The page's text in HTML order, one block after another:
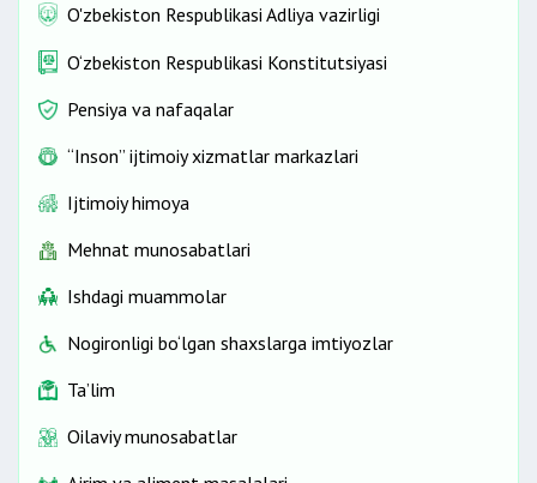
O'zbekiston Respublikasi Adliya vazirligi
O‘zbekiston Respublikasi Konstitutsiyasi
Pensiya va nafaqalar
“Inson” ijtimoiy xizmatlar markazlari
Ijtimoiy himoya
Mehnat munosabatlari
Ishdagi muammolar
Nogironligi bo‘lgan shaxslarga imtiyozlar
Ta’lim
Oilaviy munosabatlar